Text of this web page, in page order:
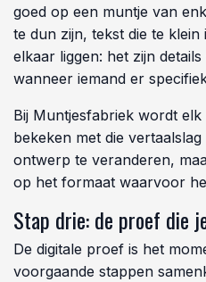
goed op een muntje van
te dun zijn, tekst die te
elkaar liggen: het zijn
wanneer iemand er
Bij Muntjesfabriek wordt
bekeken met die
ontwerp te veranderen,
op het formaat waarvoor
Stap drie: de proef die
De digitale proef is het
voorgaande stappen